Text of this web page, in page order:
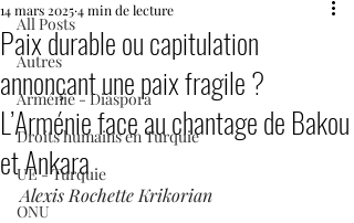
All Posts
Autres
Arménie - Diaspora
Droits humains en Turquie
UE - Turquie
ONU
Paix durable ou capitulation
annonçant une paix fragile ?
L’Arménie face au chantage de Bakou
et Ankara
14 mars 20254 min de lecture
Alexis Rochette Krikorian